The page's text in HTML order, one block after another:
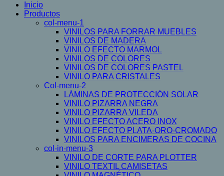
Inicio
Productos
col-menu-1
VINILOS PARA FORRAR MUEBLES
VINILOS DE MADERA
VINILO EFECTO MARMOL
VINILOS DE COLORES
VINILOS DE COLORES PASTEL
VINILO PARA CRISTALES
Col-menu-2
LÁMINAS DE PROTECCIÓN SOLAR
VINILO PIZARRA NEGRA
VINILO PIZARRA VILEDA
VINILO EFECTO ACERO INOX
VINILO EFECTO PLATA-ORO-CROMADO
VINILOS PARA ENCIMERAS DE COCINA
col-in-menu-3
VINILO DE CORTE PARA PLOTTER
VINILO TEXTIL CAMISETAS